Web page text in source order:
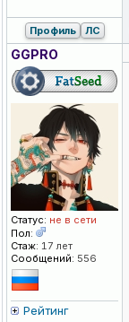
Профиль ЛС
GGPRO
Статус: не в сети
Пол:
Стаж: 17 лет
Сообщений: 556
Рейтинг